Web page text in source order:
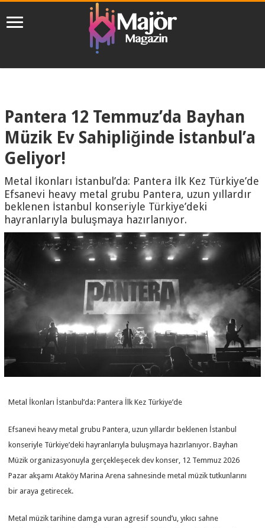
Pantera 12 Temmuz’da Bayhan
Müzik Ev Sahipliğinde İstanbul’a
Geliyor!
Metal İkonları İstanbul’da: Pantera İlk Kez Türkiye’de
Efsanevi heavy metal grubu Pantera, uzun yıllardır
beklenen İstanbul konseriyle Türkiye’deki
hayranlarıyla buluşmaya hazırlanıyor.
Metal İkonları İstanbul’da: Pantera İlk Kez Türkiye’de
Efsanevi heavy metal grubu Pantera, uzun yıllardır beklenen İstanbul
konseriyle Türkiye’deki hayranlarıyla buluşmaya hazırlanıyor. Bayhan
Müzik organizasyonuyla gerçekleşecek dev konser, 12 Temmuz 2026
Pazar akşamı Ataköy Marina Arena sahnesinde metal müzik tutkunlarını
bir araya getirecek.
Metal müzik tarihine damga vuran agresif sound’u, yıkıcı sahne